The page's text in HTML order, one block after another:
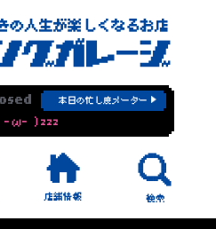
本日の忙し度メーター
( -ω- )zzz